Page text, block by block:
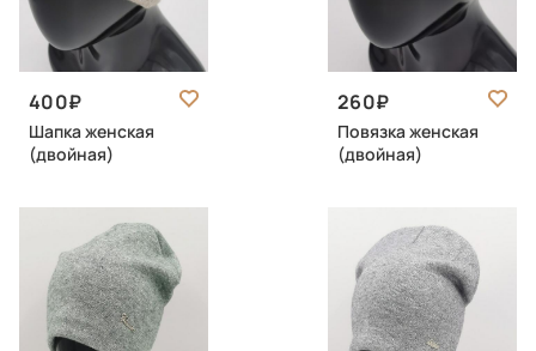
400
Шапка женская
(двойная)
260
Повязка женская
(двойная)